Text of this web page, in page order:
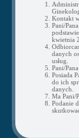
Kontakt
Pani/
kwietnia
danych
usług.
Pani/
Posiada
do ich
danych.
Ma Pani/
Podanie